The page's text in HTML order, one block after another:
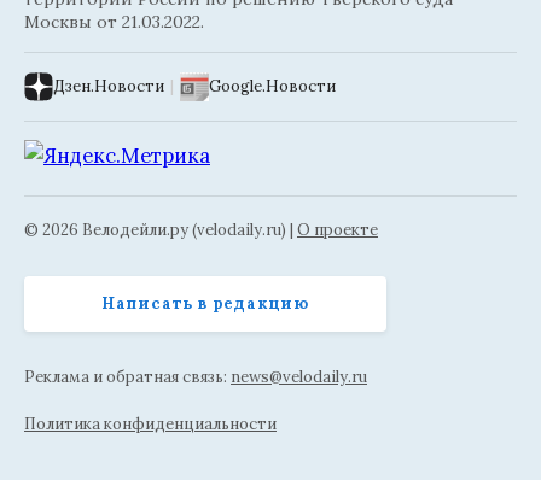
Москвы от 21.03.2022.
Дзен.Новости | Google.Новости
© 2026 Велодейли.ру (velodaily.ru) | О проекте
Написать в редакцию
Реклама и обратная связь: news@velodaily.ru
Политика конфиденциальности